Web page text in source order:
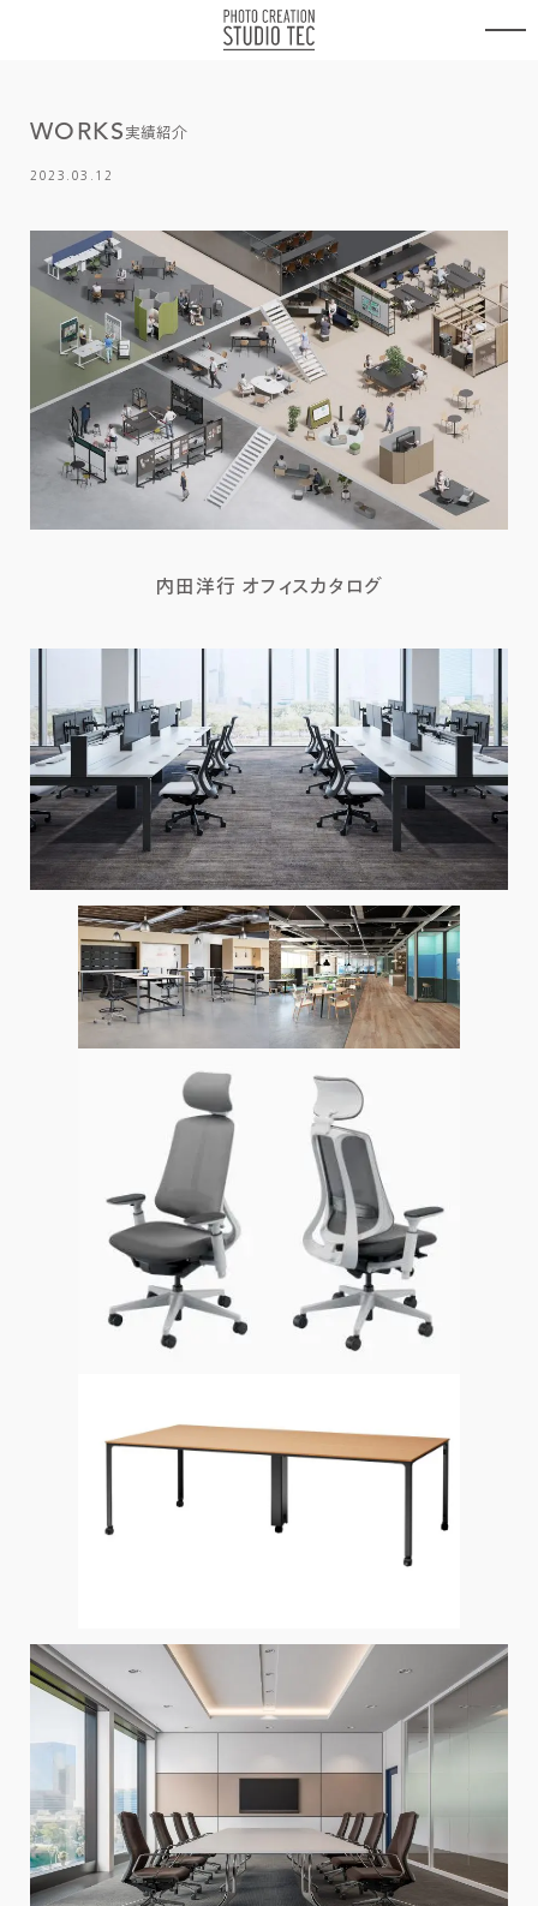
WORKS 実績紹介
2023.03.12
内田洋行 オフィスカタログ